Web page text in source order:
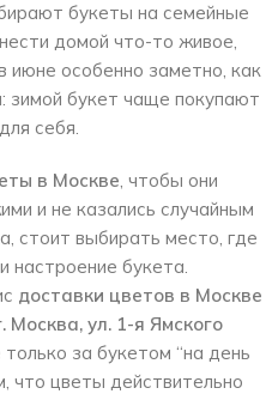
букеты на семейные
домой что-то живое,
особенно заметно, как
зимой букет чаще покупают
себя.
в Москве, чтобы они
и не казались случайным
стоит выбирать место, где
настроение букета.
доставки цветов в Москве
Москва, ул. 1-я Ямского
за букетом “на день
что цветы действительно